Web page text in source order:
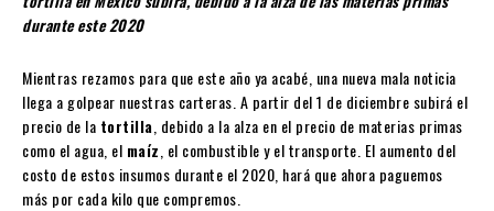
durante este 2020
Mientras rezamos para que este año ya acabé, una nueva mala noticia
llega a golpear nuestras carteras. A partir del 1 de diciembre subirá el
precio de la tortilla , debido a la alza en el precio de materias primas
como el agua, el maíz , el combustible y el transporte. El aumento del
costo de estos insumos durante el 2020, hará que ahora paguemos
más por cada kilo que compremos.